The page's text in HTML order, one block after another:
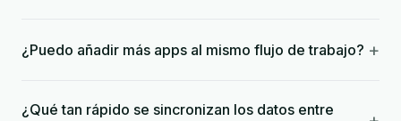
¿Puedo añadir más apps al mismo flujo de trabajo? +
¿Qué tan rápido se sincronizan los datos entre